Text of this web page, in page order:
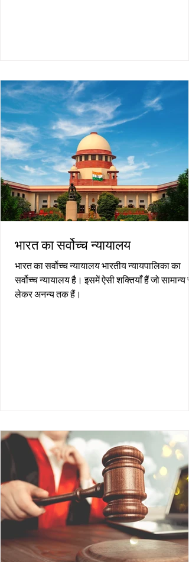
भारत का सर्वोच्च न्यायालय
भारत का सर्वोच्च न्यायालय भारतीय न्यायपालिका का
सर्वोच्च न्यायालय है। इसमें ऐसी शक्तियाँ हैं जो सामान्य से
लेकर अनन्य तक हैं।